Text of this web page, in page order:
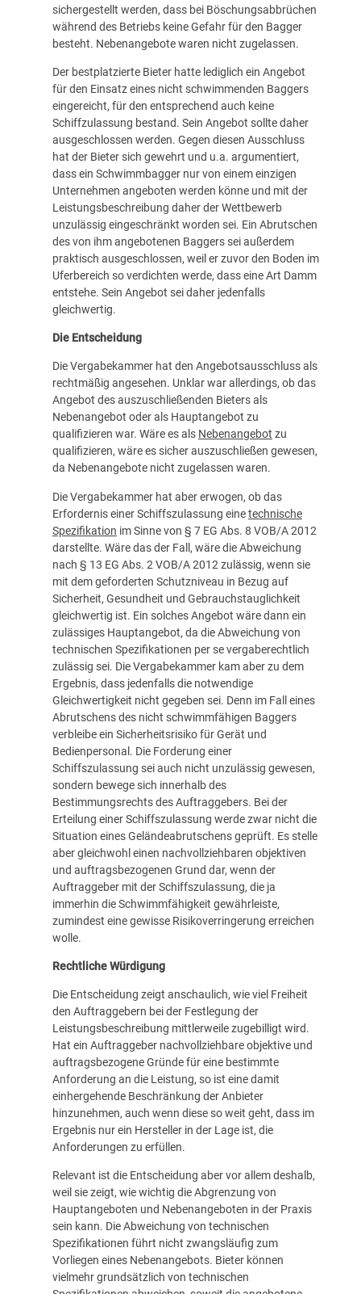
sichergestellt werden, dass bei Böschungsabbrüchen
während des Betriebs keine Gefahr für den Bagger
besteht. Nebenangebote waren nicht zugelassen.
Der bestplatzierte Bieter hatte lediglich ein Angebot
für den Einsatz eines nicht schwimmenden Baggers
eingereicht, für den entsprechend auch keine
Schiffzulassung bestand. Sein Angebot sollte daher
ausgeschlossen werden. Gegen diesen Ausschluss
hat der Bieter sich gewehrt und u.a. argumentiert,
dass ein Schwimmbagger nur von einem einzigen
Unternehmen angeboten werden könne und mit der
Leistungsbeschreibung daher der Wettbewerb
unzulässig eingeschränkt worden sei. Ein Abrutschen
des von ihm angebotenen Baggers sei außerdem
praktisch ausgeschlossen, weil er zuvor den Boden im
Uferbereich so verdichten werde, dass eine Art Damm
entstehe. Sein Angebot sei daher jedenfalls
gleichwertig.
Die Entscheidung
Die Vergabekammer hat den Angebotsausschluss als
rechtmäßig angesehen. Unklar war allerdings, ob das
Angebot des auszuschließenden Bieters als
Nebenangebot oder als Hauptangebot zu
qualifizieren war. Wäre es als Nebenangebot zu
qualifizieren, wäre es sicher auszuschließen gewesen,
da Nebenangebote nicht zugelassen waren.
Die Vergabekammer hat aber erwogen, ob das
Erfordernis einer Schiffszulassung einetechnische
Spezifikation im Sinne von § 7 EG Abs. 8 VOB/A 2012
darstellte. Wäre das der Fall, wäre die Abweichung
nach § 13 EG Abs. 2 VOB/A 2012 zulässig, wenn sie
mit dem geforderten Schutzniveau in Bezug auf
Sicherheit, Gesundheit und Gebrauchstauglichkeit
gleichwertig ist. Ein solches Angebot wäre dann ein
zulässiges Hauptangebot, da die Abweichung von
technischen Spezifikationen per se vergaberechtlich
zulässig sei. Die Vergabekammer kam aber zu dem
Ergebnis, dass jedenfalls die notwendige
Gleichwertigkeit nicht gegeben sei. Denn im Fall eines
Abrutschens des nicht schwimmfähigen Baggers
verbleibe ein Sicherheitsrisiko für Gerät und
Bedienpersonal. Die Forderung einer
Schiffszulassung sei auch nicht unzulässig gewesen,
sondern bewege sich innerhalb des
Bestimmungsrechts des Auftraggebers. Bei der
Erteilung einer Schiffszulassung werde zwar nicht die
Situation eines Geländeabrutschens geprüft. Es stelle
aber gleichwohl einen nachvollziehbaren objektiven
und auftragsbezogenen Grund dar, wenn der
Auftraggeber mit der Schiffszulassung, die ja
immerhin die Schwimmfähigkeit gewährleiste,
zumindest eine gewisse Risikoverringerung erreichen
wolle.
Rechtliche Würdigung
Die Entscheidung zeigt anschaulich, wie viel Freiheit
den Auftraggebern bei der Festlegung der
Leistungsbeschreibung mittlerweile zugebilligt wird.
Hat ein Auftraggeber nachvollziehbare objektive und
auftragsbezogene Gründe für eine bestimmte
Anforderung an die Leistung, so ist eine damit
einhergehende Beschränkung der Anbieter
hinzunehmen, auch wenn diese so weit geht, dass im
Ergebnis nur ein Hersteller in der Lage ist, die
Anforderungen zu erfüllen.
Relevant ist die Entscheidung aber vor allem deshalb,
weil sie zeigt, wie wichtig die Abgrenzung von
Hauptangeboten und Nebenangeboten in der Praxis
sein kann. Die Abweichung von technischen
Spezifikationen führt nicht zwangsläufig zum
Vorliegen eines Nebenangebots. Bieter können
vielmehr grundsätzlich von technischen